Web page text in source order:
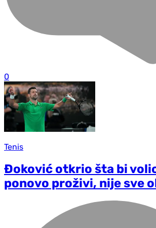
0
Tenis
Đoković otkrio šta bi
ponovo proživi, nije sve